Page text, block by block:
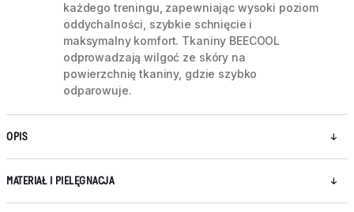
każdego treningu, zapewniając wysoki poziom
oddychalności, szybkie schnięcie i
maksymalny komfort. Tkaniny BEECOOL
odprowadzają wilgoć ze skóry na
powierzchnię tkaniny, gdzie szybko
odparowuje.
OPIS
MATERIAŁ I PIELĘGNACJA